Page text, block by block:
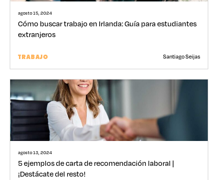
agosto 15, 2024
Cómo buscar trabajo en Irlanda: Guía para estudiantes
extranjeros
TRABAJO Santiago Seijas
agosto 13, 2024
5 ejemplos de carta de recomendación laboral |
¡Destácate del resto!